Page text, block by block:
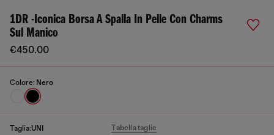
1DR -Iconica Borsa A Spalla In Pelle Con Charms
Sul Manico
€450.00
Colore: Nero
Taglia:UNI Tabella taglie